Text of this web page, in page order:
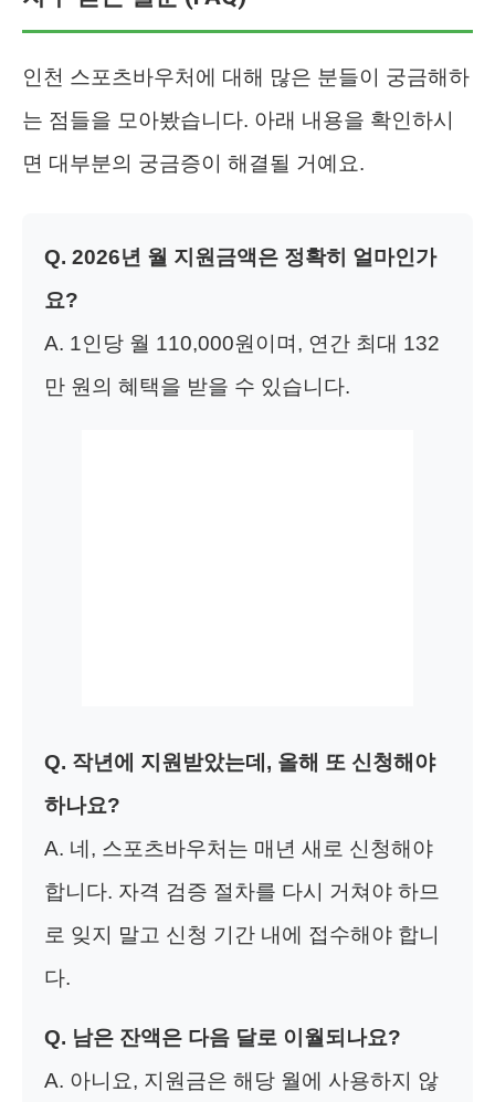
인천 스포츠바우처에 대해 많은 분들이 궁금해하
는 점들을 모아봤습니다. 아래 내용을 확인하시
면 대부분의 궁금증이 해결될 거예요.
Q. 2026년 월 지원금액은 정확히 얼마인가
요?
A. 1인당 월 110,000원이며, 연간 최대 132
만 원의 혜택을 받을 수 있습니다.
Q. 작년에 지원받았는데, 올해 또 신청해야
하나요?
A. 네, 스포츠바우처는 매년 새로 신청해야
합니다. 자격 검증 절차를 다시 거쳐야 하므
로 잊지 말고 신청 기간 내에 접수해야 합니
다.
Q. 남은 잔액은 다음 달로 이월되나요?
A. 아니요, 지원금은 해당 월에 사용하지 않